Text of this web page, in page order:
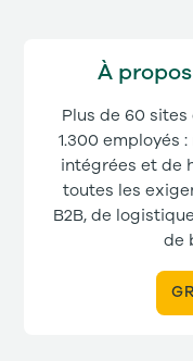
À
Plus de 60
1.300 employés
intégrées et de
toutes les
B2B, de
de